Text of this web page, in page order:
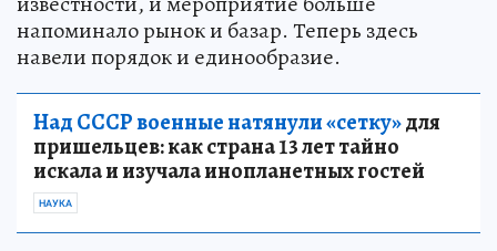
напоминало рынок и базар. Теперь здесь
навели порядок и единообразие.
Над СССР военные натянули «сетку»для
пришельцев: как страна 13 лет тайно
искала и изучала инопланетных гостей
НАУКА